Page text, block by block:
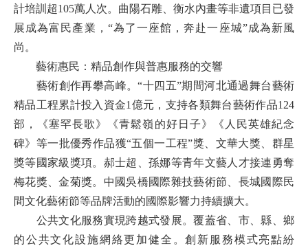
計培訓超105萬人次。曲陽石雕、衡水內畫等非遺項目已發
展成為富民產業，“為了一座館，奔赴一座城”成為新風
尚。
藝術惠民：精品創作與普惠服務的交響
藝術創作再攀高峰。“十四五”期間河北通過舞台藝術
精品工程累計投入資金1億元，支持各類舞台藝術作品124
部，《塞罕長歌》《青鬆嶺的好日子》《人民英雄紀念
碑》等一批優秀作品獲“五個一工程”獎、文華大獎、群星
獎等國家級獎項。郝士超、孫娜等青年文藝人才接連勇奪
梅花獎、金菊獎。中國吳橋國際雜技藝術節、長城國際民
間文化藝術節等品牌活動的國際影響力持續擴大。
公共文化服務實現跨越式發展。覆蓋省、市、縣、鄉
的公共文化設施網絡更加健全。創新服務模式亮點紛